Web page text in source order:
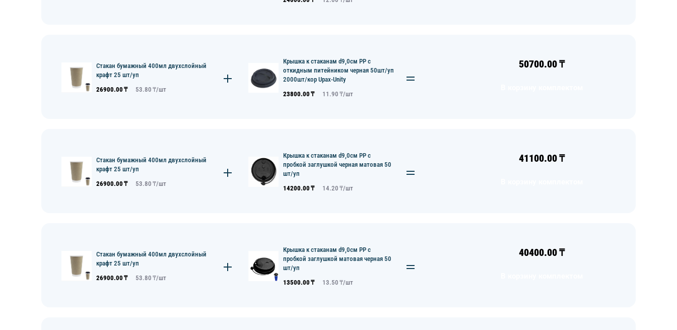
Стакан бумажный 400мл двухслойный
крафт 25 шт/уп
26900.00 ₸ 53.80 ₸/шт
Крышка к стаканам d9,0см PP с
откидным питейником черная 50шт/уп
2000шт/кор Upax-Unity
23800.00 ₸ 11.90 ₸/шт
50700.00₸
Стакан бумажный 400мл двухслойный
крафт 25 шт/уп
26900.00 ₸ 53.80 ₸/шт
Крышка к стаканам d9,0см PP с
пробкой заглушкой черная матовая 50
шт/уп
14200.00 ₸ 14.20 ₸/шт
41100.00₸
Стакан бумажный 400мл двухслойный
крафт 25 шт/уп
26900.00 ₸ 53.80 ₸/шт
Крышка к стаканам d9,0см PP с
пробкой заглушкой матовая черная 50
шт/уп
13500.00 ₸ 13.50 ₸/шт
40400.00₸